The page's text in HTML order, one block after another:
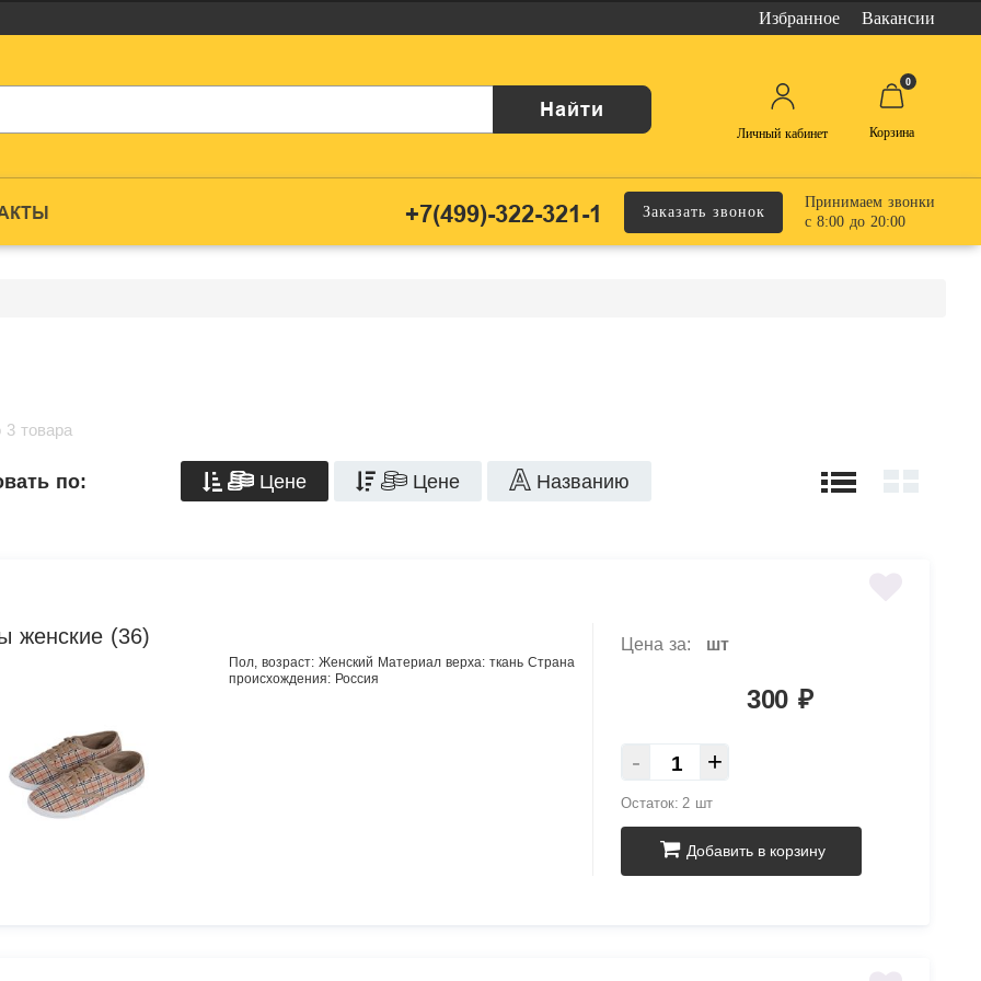
Избранное Вакансии
Найти
Личный кабинет Корзина
0
+7(499)-322-321-1 Заказать звонок
Принимаем звонки
с 8:00 до 20:00
товара
по: Цене Цене Названию
женские (36)
Пол, возраст: Женский Материал верха: ткань Страна
происхождения: Россия
Цена за: шт
300 ₽
- +
Остаток: 2 шт
Добавить в корзину